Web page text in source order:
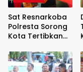
Sat Resnarkoba
Polresta Sorong
Kota Tertibkan
Lokal, 29 Liter
Cap Tikus